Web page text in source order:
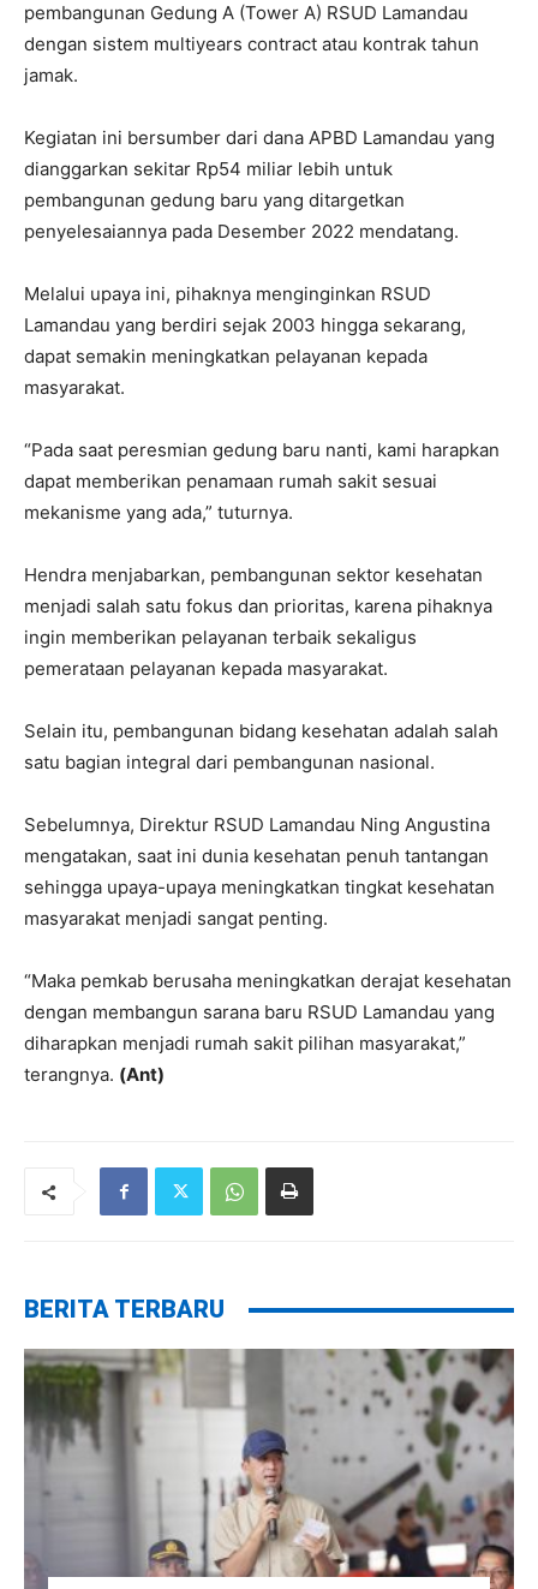
pembangunan Gedung A (Tower A) RSUD Lamandau
dengan sistem multiyears contract atau kontrak tahun
jamak.
Kegiatan ini bersumber dari dana APBD Lamandau yang
dianggarkan sekitar Rp54 miliar lebih untuk
pembangunan gedung baru yang ditargetkan
penyelesaiannya pada Desember 2022 mendatang.
Melalui upaya ini, pihaknya menginginkan RSUD
Lamandau yang berdiri sejak 2003 hingga sekarang,
dapat semakin meningkatkan pelayanan kepada
masyarakat.
“Pada saat peresmian gedung baru nanti, kami harapkan
dapat memberikan penamaan rumah sakit sesuai
mekanisme yang ada,” tuturnya.
Hendra menjabarkan, pembangunan sektor kesehatan
menjadi salah satu fokus dan prioritas, karena pihaknya
ingin memberikan pelayanan terbaik sekaligus
pemerataan pelayanan kepada masyarakat.
Selain itu, pembangunan bidang kesehatan adalah salah
satu bagian integral dari pembangunan nasional.
Sebelumnya, Direktur RSUD Lamandau Ning Angustina
mengatakan, saat ini dunia kesehatan penuh tantangan
sehingga upaya-upaya meningkatkan tingkat kesehatan
masyarakat menjadi sangat penting.
“Maka pemkab berusaha meningkatkan derajat kesehatan
dengan membangun sarana baru RSUD Lamandau yang
diharapkan menjadi rumah sakit pilihan masyarakat,”
terangnya. (Ant)
BERITA TERBARU